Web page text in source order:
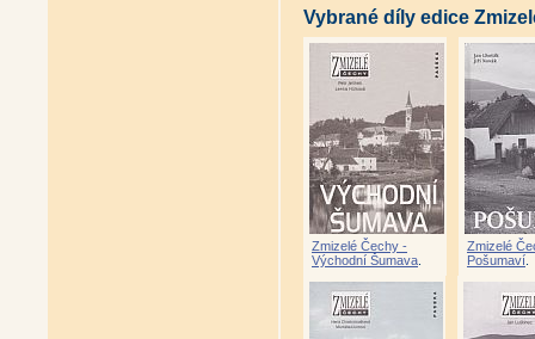
Vybrané díly edice
Zmizelé Čechy -
Východní Šumava
Zmizelé
Pošumaví